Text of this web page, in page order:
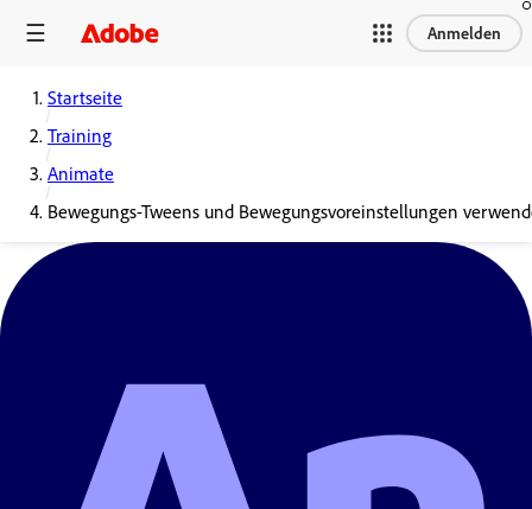
Anmelden
Startseite
Training
Animate
Bewegungs-Tweens und Bewegungsvoreinstellungen